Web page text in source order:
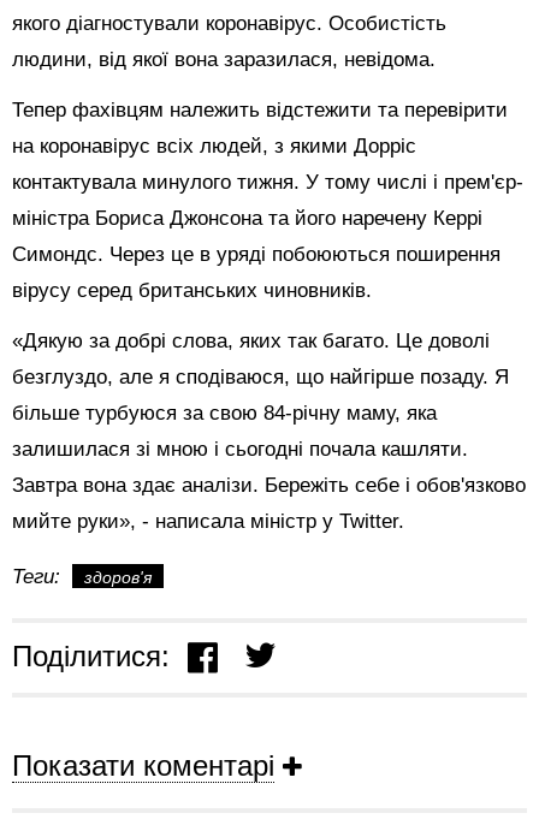
якого діагностували коронавірус. Особистість
людини, від якої вона заразилася, невідома.
Тепер фахівцям належить відстежити та перевірити
на коронавірус всіх людей, з якими Дорріс
контактувала минулого тижня. У тому числі і прем'єр-
міністра Бориса Джонсона та його наречену Керрі
Симондс. Через це в уряді побоюються поширення
вірусу серед британських чиновників.
«Дякую за добрі слова, яких так багато. Це доволі
безглуздо, але я сподіваюся, що найгірше позаду. Я
більше турбуюся за свою 84-річну маму, яка
залишилася зі мною і сьогодні почала кашляти.
Завтра вона здає аналізи. Бережіть себе і обов'язково
мийте руки», - написала міністр у Twitter.
Теги: здоров'я
Поділитися:
Показати коментарі